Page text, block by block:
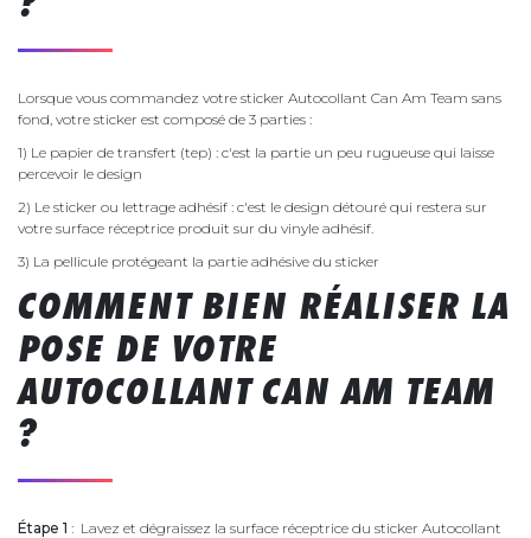
Lorsque vous commandez votre sticker Autocollant Can Am Team sans
fond, votre sticker est composé de 3 parties :
1) Le papier de transfert (tep) : c'est la partie un peu rugueuse qui laisse
percevoir le design
2) Le sticker ou lettrage adhésif : c'est le design détouré qui restera sur
votre surface réceptrice produit sur du vinyle adhésif.
3) La pellicule protégeant la partie adhésive du sticker
COMMENT BIEN RÉALISER LA
POSE DE VOTRE
AUTOCOLLANT CAN AM TEAM
?
Étape 1 : Lavez et dégraissez la surface réceptrice du sticker Autocollant